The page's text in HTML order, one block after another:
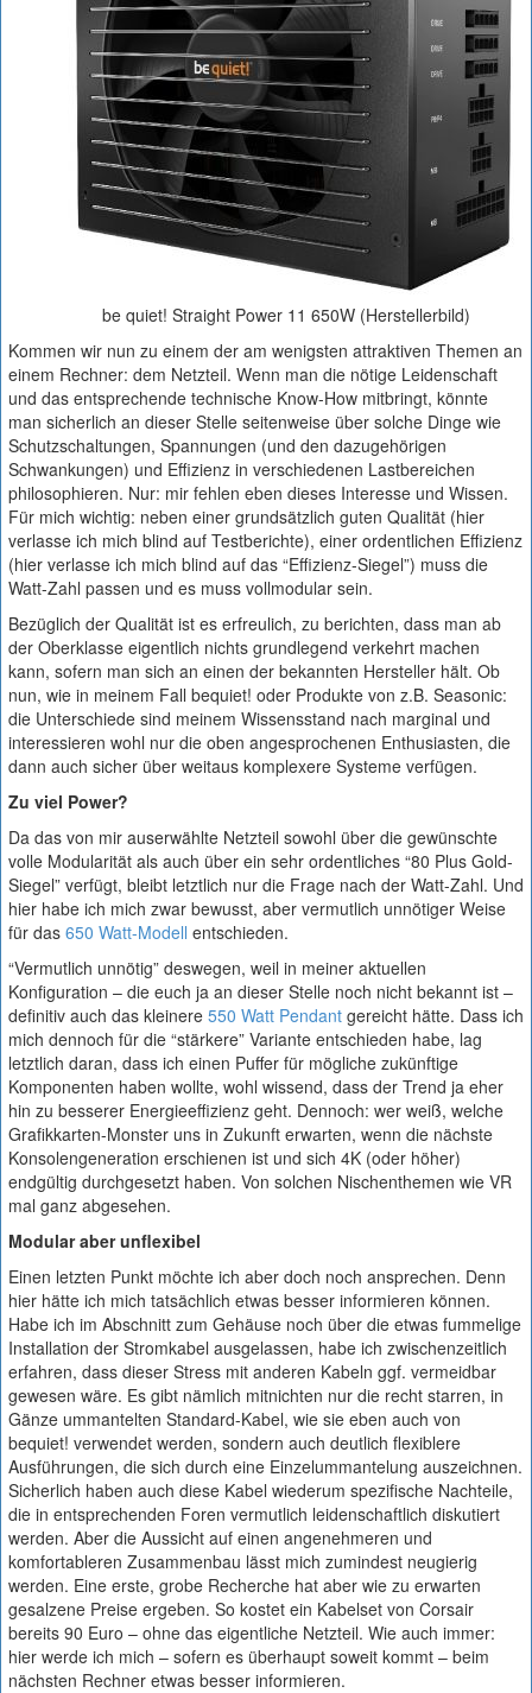
be quiet! Straight Power 11 650W (Herstellerbild)
Kommen wir nun zu einem der am wenigsten attraktiven Themen an
einem Rechner: dem Netzteil. Wenn man die nötige Leidenschaft
und das entsprechende technische Know-How mitbringt, könnte
man sicherlich an dieser Stelle seitenweise über solche Dinge wie
Schutzschaltungen, Spannungen (und den dazugehörigen
Schwankungen) und Effizienz in verschiedenen Lastbereichen
philosophieren. Nur: mir fehlen eben dieses Interesse und Wissen.
Für mich wichtig: neben einer grundsätzlich guten Qualität (hier
verlasse ich mich blind auf Testberichte), einer ordentlichen Effizienz
(hier verlasse ich mich blind auf das “Effizienz-Siegel”) muss die
Watt-Zahl passen und es muss vollmodular sein.
Bezüglich der Qualität ist es erfreulich, zu berichten, dass man ab
der Oberklasse eigentlich nichts grundlegend verkehrt machen
kann, sofern man sich an einen der bekannten Hersteller hält. Ob
nun, wie in meinem Fall bequiet! oder Produkte von z.B. Seasonic:
die Unterschiede sind meinem Wissensstand nach marginal und
interessieren wohl nur die oben angesprochenen Enthusiasten, die
dann auch sicher über weitaus komplexere Systeme verfügen.
Zu viel Power?
Da das von mir auserwählte Netzteil sowohl über die gewünschte
volle Modularität als auch über ein sehr ordentliches “80 Plus Gold-
Siegel” verfügt, bleibt letztlich nur die Frage nach der Watt-Zahl. Und
hier habe ich mich zwar bewusst, aber vermutlich unnötiger Weise
für das 650 Watt-Modell entschieden.
“Vermutlich unnötig” deswegen, weil in meiner aktuellen
Konfiguration – die euch ja an dieser Stelle noch nicht bekannt ist –
definitiv auch das kleinere 550 Watt Pendant gereicht hätte. Dass ich
mich dennoch für die “stärkere” Variante entschieden habe, lag
letztlich daran, dass ich einen Puffer für mögliche zukünftige
Komponenten haben wollte, wohl wissend, dass der Trend ja eher
hin zu besserer Energieeffizienz geht. Dennoch: wer weiß, welche
Grafikkarten-Monster uns in Zukunft erwarten, wenn die nächste
Konsolengeneration erschienen ist und sich 4K (oder höher)
endgültig durchgesetzt haben. Von solchen Nischenthemen wie VR
mal ganz abgesehen.
Modular aber unflexibel
Einen letzten Punkt möchte ich aber doch noch ansprechen. Denn
hier hätte ich mich tatsächlich etwas besser informieren können.
Habe ich im Abschnitt zum Gehäuse noch über die etwas fummelige
Installation der Stromkabel ausgelassen, habe ich zwischenzeitlich
erfahren, dass dieser Stress mit anderen Kabeln ggf. vermeidbar
gewesen wäre. Es gibt nämlich mitnichten nur die recht starren, in
Gänze ummantelten Standard-Kabel, wie sie eben auch von
bequiet! verwendet werden, sondern auch deutlich flexiblere
Ausführungen, die sich durch eine Einzelummantelung auszeichnen.
Sicherlich haben auch diese Kabel wiederum spezifische Nachteile,
die in entsprechenden Foren vermutlich leidenschaftlich diskutiert
werden. Aber die Aussicht auf einen angenehmeren und
komfortableren Zusammenbau lässt mich zumindest neugierig
werden. Eine erste, grobe Recherche hat aber wie zu erwarten
gesalzene Preise ergeben. So kostet ein Kabelset von Corsair
bereits 90 Euro – ohne das eigentliche Netzteil. Wie auch immer:
hier werde ich mich – sofern es überhaupt soweit kommt – beim
nächsten Rechner etwas besser informieren.